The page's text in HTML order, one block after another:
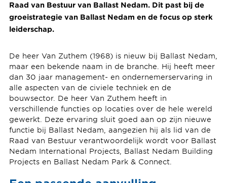
Raad van Bestuur van Ballast Nedam. Dit past bij de
groeistrategie van Ballast Nedam en de focus op sterk
leiderschap.
De heer Van Zuthem (1968) is nieuw bij Ballast Nedam,
maar een bekende naam in de branche. Hij heeft meer
dan 30 jaar management- en ondernemerservaring in
alle aspecten van de civiele techniek en de
bouwsector. De heer Van Zuthem heeft in
verschillende functies op locaties over de hele wereld
gewerkt. Deze ervaring sluit goed aan op zijn nieuwe
functie bij Ballast Nedam, aangezien hij als lid van de
Raad van Bestuur verantwoordelijk wordt voor Ballast
Nedam International Projects, Ballast Nedam Building
Projects en Ballast Nedam Park & ​​Connect.